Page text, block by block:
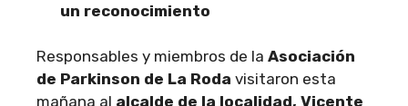
un reconocimiento
Responsables y miembros de la Asociación
de Parkinson de La Roda visitaron esta
mañana al alcalde de la localidad, Vicente